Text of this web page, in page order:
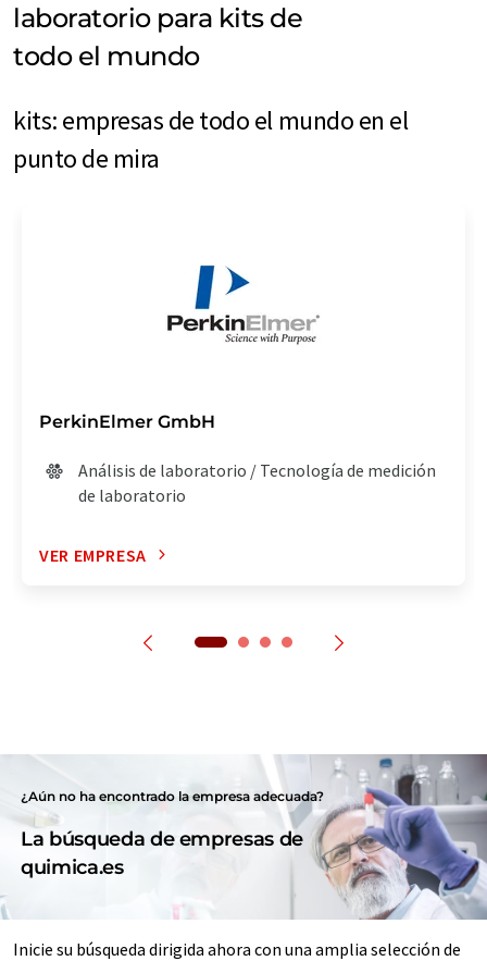
laboratorio para kits de
todo el mundo
kits: empresas de todo el mundo en el
punto de mira
PerkinElmer GmbH
Análisis de laboratorio / Tecnología de medición
de laboratorio
VER EMPRESA
¿Aún no ha encontrado la empresa adecuada?
La búsqueda de empresas de
quimica.es
Inicie su búsqueda dirigida ahora con una amplia selección de